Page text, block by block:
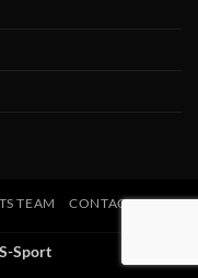
TEAM
CONTACT
Sport